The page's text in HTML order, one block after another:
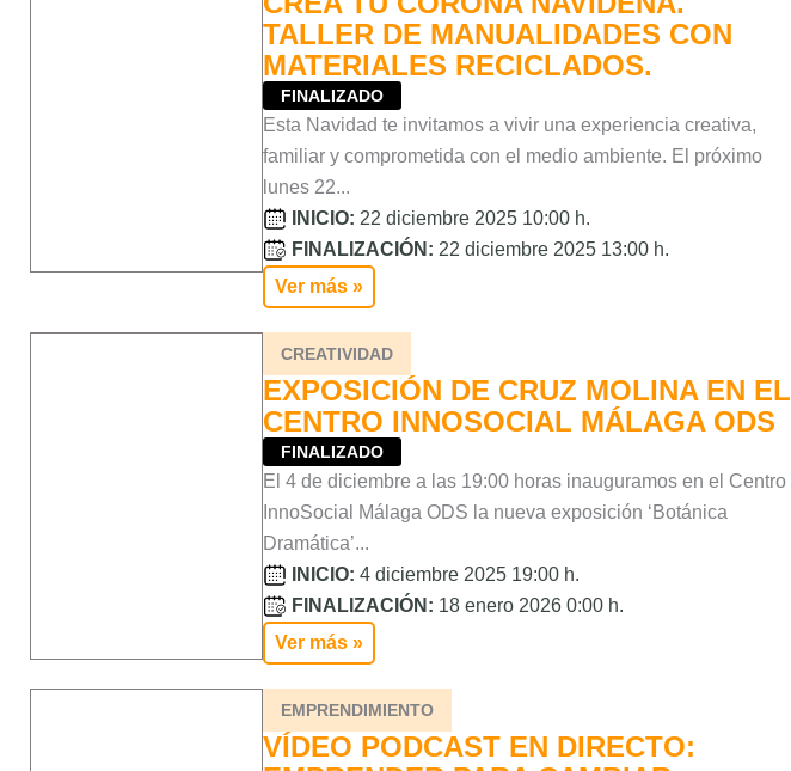
TALLER DE MANUALIDADES CON
MATERIALES RECICLADOS.
FINALIZADO
Esta Navidad te invitamos a vivir una experiencia creativa,
familiar y comprometida con el medio ambiente. El próximo
lunes 22...
INICIO: 22 diciembre 2025 10:00 h.
FINALIZACIÓN: 22 diciembre 2025 13:00 h.
Ver más »
CREATIVIDAD
EXPOSICIÓN DE CRUZ MOLINA EN EL
CENTRO INNOSOCIAL MÁLAGA ODS
FINALIZADO
El 4 de diciembre a las 19:00 horas inauguramos en el Centro
InnoSocial Málaga ODS la nueva exposición ‘Botánica
Dramática’...
INICIO: 4 diciembre 2025 19:00 h.
FINALIZACIÓN: 18 enero 2026 0:00 h.
Ver más »
EMPRENDIMIENTO
VÍDEO PODCAST EN DIRECTO: